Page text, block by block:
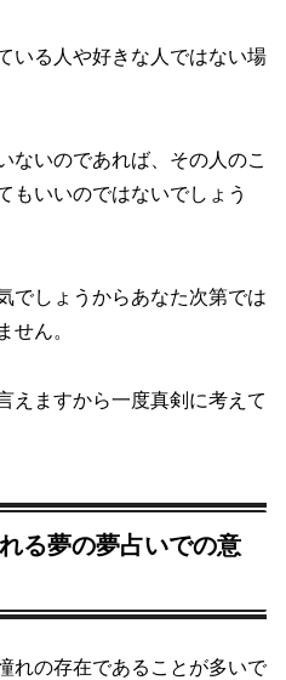
いる人や好きな人ではない場
ないのであれば、その人のこ
もいいのではないでしょう
でしょうからあなた次第では
せん。
えますから一度真剣に考えて
る夢の夢占いでの意
れの存在であることが多いで